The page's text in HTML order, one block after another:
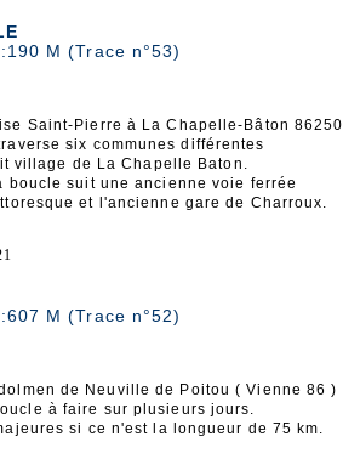
M (Trace n°53)
Saint-Pierre à La Chapelle-Bâton 86250
six communes différentes
village de La Chapelle Baton.
boucle suit une ancienne voie ferrée
et l'ancienne gare de Charroux.
M (Trace n°52)
de Neuville de Poitou ( Vienne 86 )
à faire sur plusieurs jours.
si ce n'est la longueur de 75 km.